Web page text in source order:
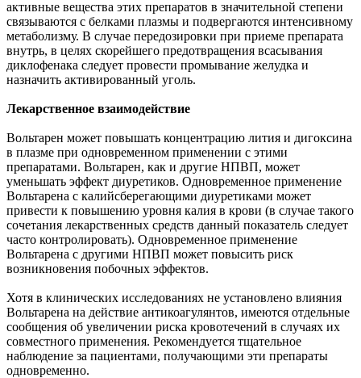
активные вещества этих препаратов в значительной степени
связываются с белками плазмы и подвергаются интенсивному
метаболизму. В случае передозировки при приеме препарата
внутрь, в целях скорейшего предотвращения всасывания
диклофенака следует провести промывание желудка и
назначить активированный уголь.
Лекарственное взаимодействие
Вольтарен может повышать концентрацию лития и дигоксина
в плазме при одновременном применении с этими
препаратами. Вольтарен, как и другие НПВП, может
уменьшать эффект диуретиков. Одновременное применение
Вольтарена с калийсберегающими диуретиками может
привести к повышению уровня калия в крови (в случае такого
сочетания лекарственных средств данный показатель следует
часто контролировать). Одновременное применение
Вольтарена с другими НПВП может повысить риск
возникновения побочных эффектов.
Хотя в клинических исследованиях не установлено влияния
Вольтарена на действие антикоагулянтов, имеются отдельные
сообщения об увеличении риска кровотечений в случаях их
совместного применения. Рекомендуется тщательное
наблюдение за пациентами, получающими эти препараты
одновременно.